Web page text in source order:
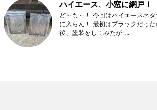
ハイエース、小窓に網戸！
ど～も～！ 今回はハイエースネ
に入らん！ 最初はブラックだっ
後、塗装をしてみたが ...